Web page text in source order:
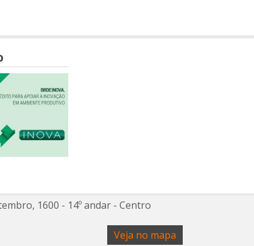
1600 - 14º andar - Centro
Veja no mapa